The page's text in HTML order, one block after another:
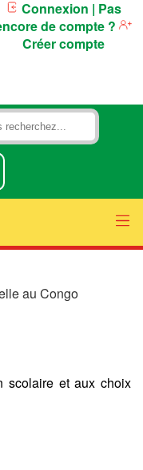
Connexion | Pas
de compte ?
Créer compte
au Congo
scolaire et aux choix